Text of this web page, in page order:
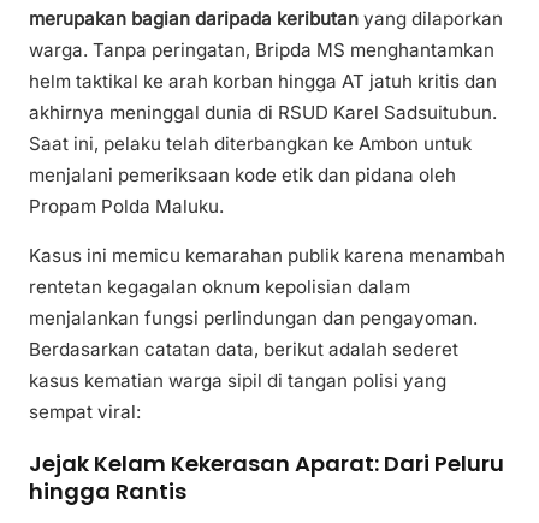
merupakan bagian daripada keributan yang dilaporkan
warga. Tanpa peringatan, Bripda MS menghantamkan
helm taktikal ke arah korban hingga AT jatuh kritis dan
akhirnya meninggal dunia di RSUD Karel Sadsuitubun.
Saat ini, pelaku telah diterbangkan ke Ambon untuk
menjalani pemeriksaan kode etik dan pidana oleh
Propam Polda Maluku.
Kasus ini memicu kemarahan publik karena menambah
rentetan kegagalan oknum kepolisian dalam
menjalankan fungsi perlindungan dan pengayoman.
Berdasarkan catatan data, berikut adalah sederet
kasus kematian warga sipil di tangan polisi yang
sempat viral:
Jejak Kelam Kekerasan Aparat: Dari Peluru
hingga Rantis